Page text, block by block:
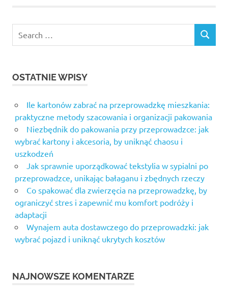
for:
SEARCH
OSTATNIE WPISY
Ile kartonów zabrać na przeprowadzkę mieszkania:
praktyczne metody szacowania i organizacji pakowania
Niezbędnik do pakowania przy przeprowadzce: jak
wybrać kartony i akcesoria, by uniknąć chaosu i
uszkodzeń
Jak sprawnie uporządkować tekstylia w sypialni po
przeprowadzce, unikając bałaganu i zbędnych rzeczy
Co spakować dla zwierzęcia na przeprowadzkę, by
ograniczyć stres i zapewnić mu komfort podróży i
adaptacji
Wynajem auta dostawczego do przeprowadzki: jak
wybrać pojazd i uniknąć ukrytych kosztów
NAJNOWSZE KOMENTARZE